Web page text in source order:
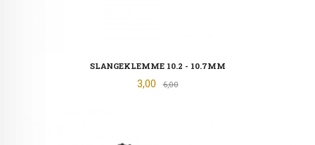
SLANGEKLEMME 10.2 - 10.7MM
Tilbud
3,00 6,00Rabatt